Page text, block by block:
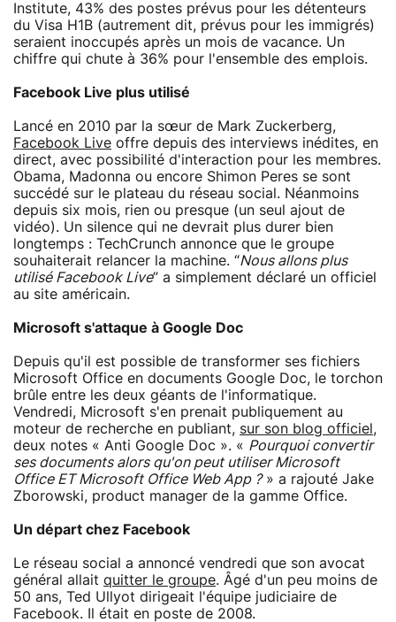
Institute, 43% des postes prévus pour les détenteurs
du Visa H1B (autrement dit, prévus pour les immigrés)
seraient inoccupés après un mois de vacance. Un
chiffre qui chute à 36% pour l'ensemble des emplois.
Facebook Live plus utilisé
Lancé en 2010 par la sœur de Mark Zuckerberg,
Facebook Live offre depuis des interviews inédites, en
direct, avec possibilité d'interaction pour les membres.
Obama, Madonna ou encore Shimon Peres se sont
succédé sur le plateau du réseau social. Néanmoins
depuis six mois, rien ou presque (un seul ajout de
vidéo). Un silence qui ne devrait plus durer bien
longtemps : TechCrunch annonce que le groupe
souhaiterait relancer la machine. “Nous allons plus
utilisé Facebook Live” a simplement déclaré un officiel
au site américain.
Microsoft s'attaque à Google Doc
Depuis qu'il est possible de transformer ses fichiers
Microsoft Office en documents Google Doc, le torchon
brûle entre les deux géants de l'informatique.
Vendredi, Microsoft s'en prenait publiquement au
moteur de recherche en publiant, sur son blog officiel ,
deux notes « Anti Google Doc ». « Pourquoi convertir
ses documents alors qu'on peut utiliser Microsoft
Office ET Microsoft Office Web App ?» a rajouté Jake
Zborowski, product manager de la gamme Office.
Un départ chez Facebook
Le réseau social a annoncé vendredi que son avocat
général allait quitter le groupe. Âgé d'un peu moins de
50 ans, Ted Ullyot dirigeait l'équipe judiciaire de
Facebook. Il était en poste de 2008.